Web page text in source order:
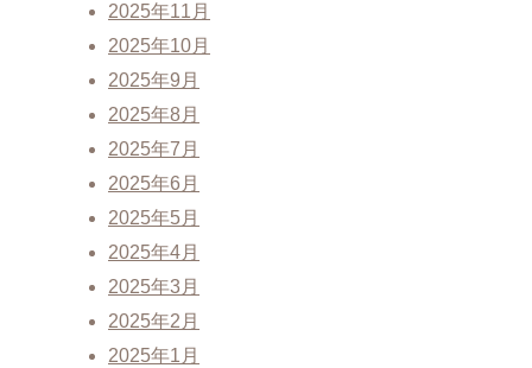
2025年11月
2025年10月
2025年9月
2025年8月
2025年7月
2025年6月
2025年5月
2025年4月
2025年3月
2025年2月
2025年1月